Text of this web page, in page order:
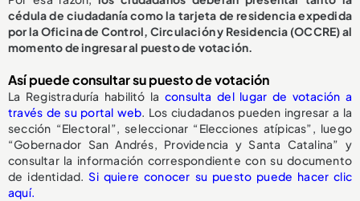
cédula de ciudadanía como la tarjeta de residencia expedida
por la Oficina de Control, Circulación y Residencia (OCCRE) al
momento de ingresar al puesto de votación.
Así puede consultar su puesto de votación
La Registraduría habilitó laconsulta del lugar de votación a
través de su portal web. Los ciudadanos pueden ingresar a la
sección “Electoral”, seleccionar “Elecciones atípicas”, luego
“Gobernador San Andrés, Providencia y Santa Catalina” y
consultar la información correspondiente con su documento
de identidad.Si quiere conocer su puesto puede hacer clic
aquí.